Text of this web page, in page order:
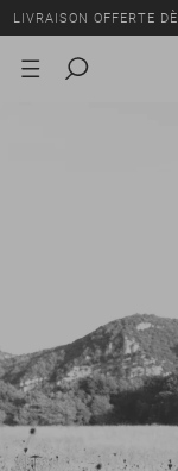
LIVRAISON OFFERTE
TOUS LES PRIX